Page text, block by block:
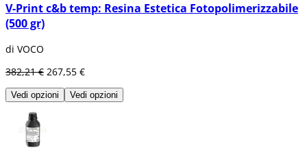
V-Print c&b temp: Resina Estetica Fotopolimerizzabile
(500 gr)
di VOCO
382,21 € 267,55 €
Vedi opzioni Vedi opzioni